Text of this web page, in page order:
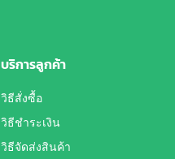
บริการลูกค้า
วิธีสั่งซื้อ
วิธีชำระเงิน
วิธีจัดส่งสินค้า